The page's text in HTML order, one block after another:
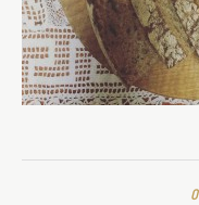
0